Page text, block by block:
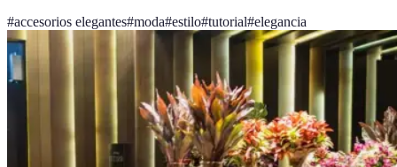
#accesorios elegantes#moda#estilo#tutorial#elegancia